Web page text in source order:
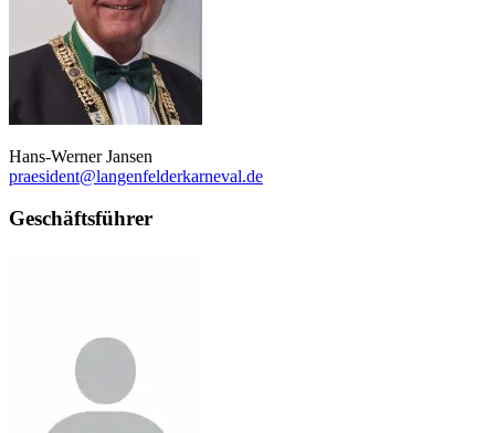
Hans-Werner Jansen
praesident@langenfelderkarneval.de
Geschäftsführer